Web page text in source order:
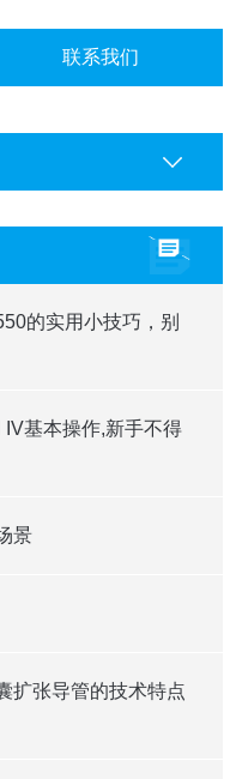
联系我们
的实用小技巧，别
基本操作,新手不得
景
扩张导管的技术特点